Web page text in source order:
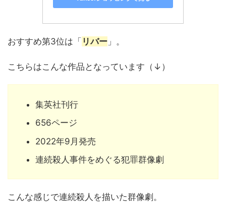
おすすめ第3位は「 リバー 」。
こちらはこんな作品となっています（↓）
集英社刊行
656ページ
2022年9月発売
連続殺人事件をめぐる犯罪群像劇
こんな感じで連続殺人を描いた群像劇。